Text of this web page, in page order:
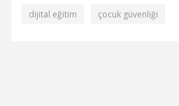
dijital eğitim çocuk güvenliği